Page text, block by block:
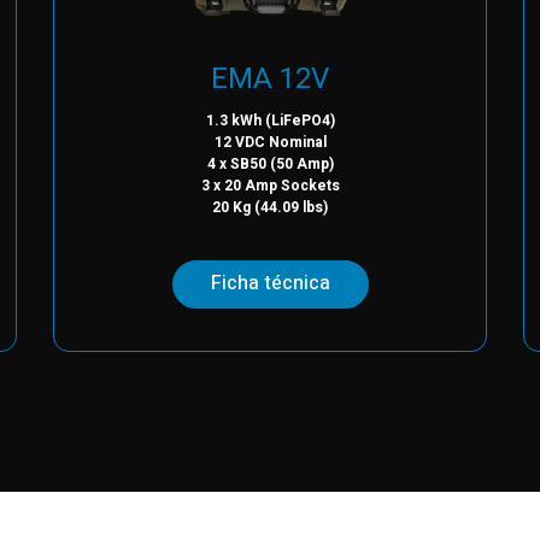
EMA 12V
1.3 kWh (LiFePO4)
12 VDC Nominal
4 x SB50 (50 Amp)
3 x 20 Amp Sockets
20 Kg (44.09 lbs)
Ficha técnica